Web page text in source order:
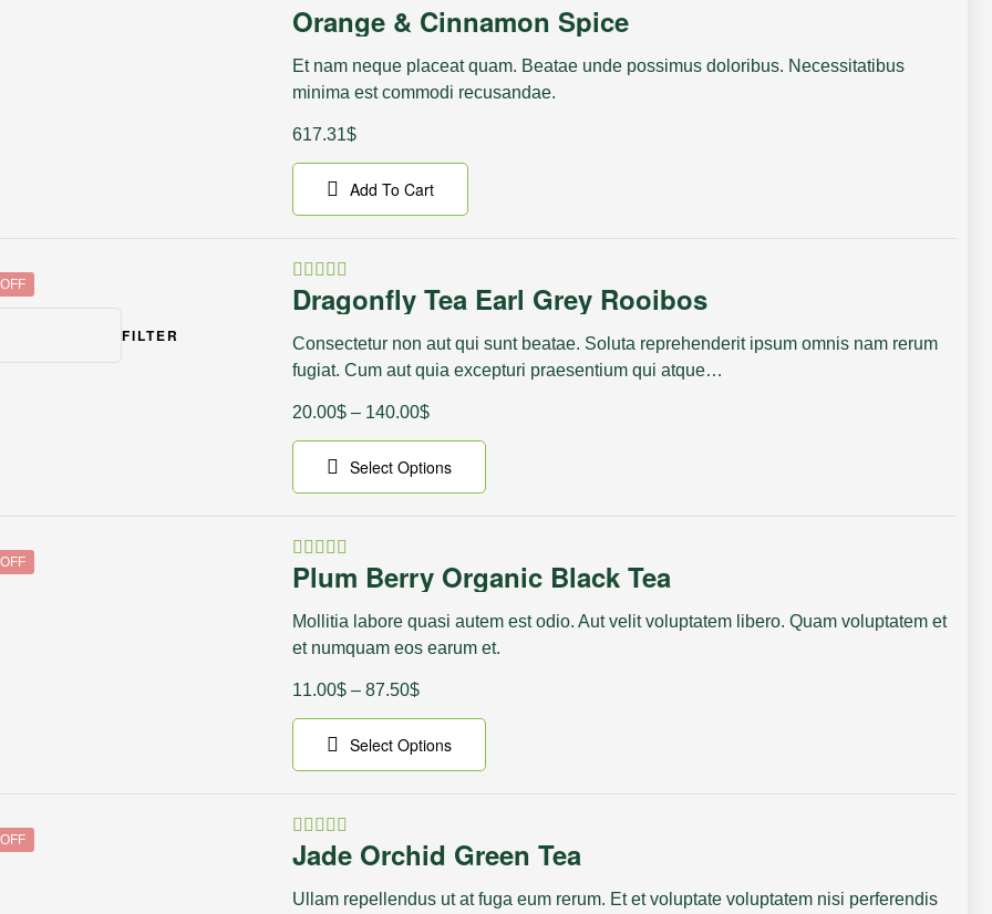
Rated
of 5
Orange & Cinnamon Spice
Et nam neque placeat quam. Beatae unde possimus doloribus. Necessitatibus
minima est commodi recusandae.
617.31$
Add To Cart
Rated
out
of 5
Dragonfly Tea Earl Grey Rooibos
Consectetur non aut qui sunt beatae. Soluta reprehenderit ipsum omnis nam rerum
fugiat. Cum aut quia excepturi praesentium qui atque…
20.00$ – 140.00$
Select Options
Rated
of 5
Plum Berry Organic Black Tea
Mollitia labore quasi autem est odio. Aut velit voluptatem libero. Quam voluptatem et
et numquam eos earum et.
11.00$ – 87.50$
Select Options
Rated
of 5
Jade Orchid Green Tea
Ullam repellendus ut at fuga eum rerum. Et et voluptate voluptatem nisi perferendis
FILTER